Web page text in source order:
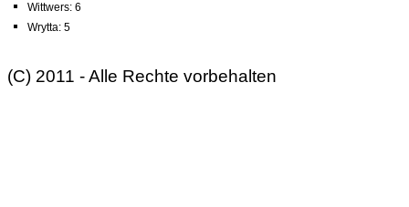
Wittwers: 6
Wrytta: 5
(C) 2011 - Alle Rechte vorbehalten